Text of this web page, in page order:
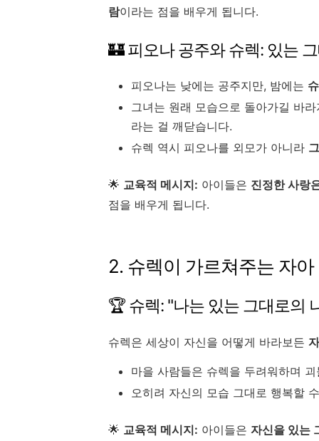
람이라는 점을 배우게 됩니다.
🏰 피오나 공주와 슈렉: 있는
피오나는 낮에는 공주지만, 밤에는
그녀는 원래 모습으로 돌아가길 바
라는 걸 깨닫습니다.
슈렉 역시 피오나를 외모가 아니라
🌟 교육적 메시지: 아이들은 진정한 사랑
점을 배우게 됩니다.
2. 슈렉이 가르쳐주는 자
🏆 슈렉: "나는 있는 그대로의
슈렉은 세상이 자신을 어떻게 바라보든
마을 사람들은 슈렉을 두려워하며
오히려 자신의 모습 그대로 행복할
🌟 교육적 메시지: 아이들은 자신을 있는